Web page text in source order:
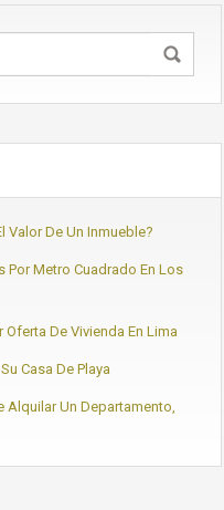
Valor De Un Inmueble?
Por Metro Cuadrado En Los
De Vivienda En Lima
Casa De Playa
Alquilar Un Departamento,